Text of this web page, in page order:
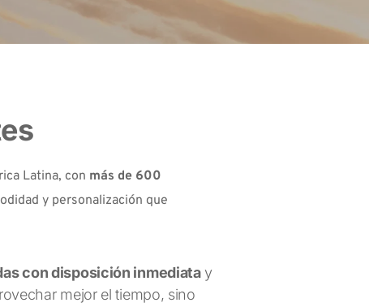
Latina, con más de 600
y personalización que
con disposición inmediata y
mejor el tiempo, sino